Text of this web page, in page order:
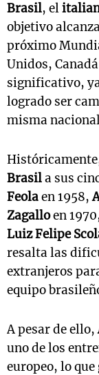
Brasil, el
objetivo
próximo
Unidos,
significativo,
logrado ser
misma
Brasila sus
Feolaen 1958,
Zagalloen
Luiz Felipe
resalta las
extranjeros
equipo
A pesar de ello,
uno de los
europeo, lo